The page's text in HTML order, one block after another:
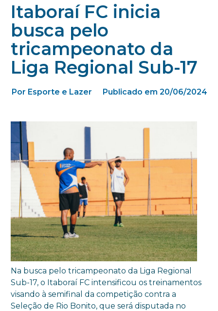
Itaboraí FC inicia
busca pelo
tricampeonato da
Liga Regional Sub-17
Por Esporte e Lazer Publicado em 20/06/2024
Na busca pelo tricampeonato da Liga Regional
Sub-17, o Itaboraí FC intensificou os treinamentos
visando à semifinal da competição contra a
Seleção de Rio Bonito, que será disputada no